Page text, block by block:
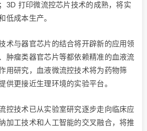
3D 打印微流控芯片技术的成熟，将实
低成本生产。
术与器官芯片的结合将开辟新的应用领
肿瘤类器官芯片等都依赖精准的血液流
用研究，血液微流控技术将为药物筛
供更接近生理环境的实验平台。
控技术已从实验室研究逐步走向临床应
加工技术和人工智能的交叉融合，将推